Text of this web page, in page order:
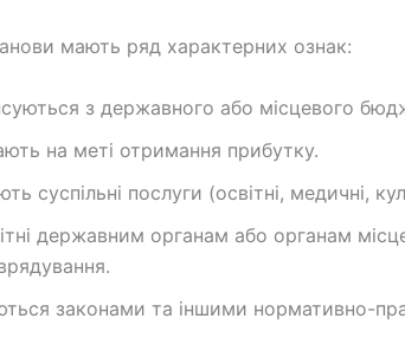
мають ряд характерних ознак:
з державного або місцевого
на меті отримання прибутку.
суспільні послуги (освітні, медичні,
державним органам або органам
законами та іншими нормативно-